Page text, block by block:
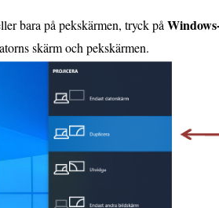
bara på pekskärmen, tryck på
skärm och pekskärmen.